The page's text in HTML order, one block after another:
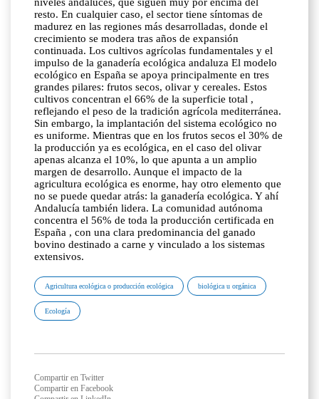
resto. En cualquier caso, el sector tiene síntomas de
madurez en las regiones más desarrolladas, donde el
crecimiento se modera tras años de expansión
continuada. Los cultivos agrícolas fundamentales y el
impulso de la ganadería ecológica andaluza El modelo
ecológico en España se apoya principalmente en tres
grandes pilares: frutos secos, olivar y cereales. Estos
cultivos concentran el 66% de la superficie total ,
reflejando el peso de la tradición agrícola mediterránea.
Sin embargo, la implantación del sistema ecológico no
es uniforme. Mientras que en los frutos secos el 30% de
la producción ya es ecológica, en el caso del olivar
apenas alcanza el 10%, lo que apunta a un amplio
margen de desarrollo. Aunque el impacto de la
agricultura ecológica es enorme, hay otro elemento que
no se puede quedar atrás: la ganadería ecológica. Y ahí
Andalucía también lidera. La comunidad autónoma
concentra el 56% de toda la producción certificada en
España , con una clara predominancia del ganado
bovino destinado a carne y vinculado a los sistemas
extensivos.
Agricultura ecológica o producción ecológica biológica u orgánica
Ecología
Compartir en Twitter
Compartir en Facebook